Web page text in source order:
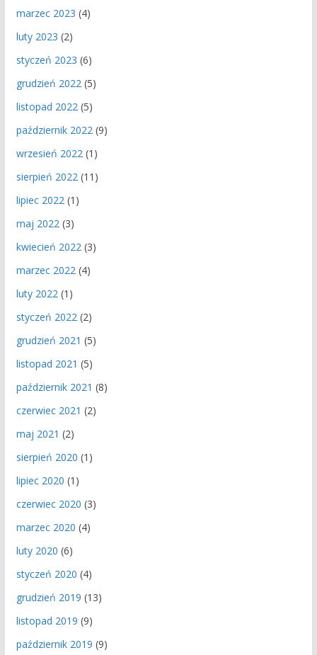
marzec 2023 (4)
luty 2023 (2)
styczeń 2023 (6)
grudzień 2022 (5)
listopad 2022 (5)
październik 2022 (9)
wrzesień 2022 (1)
sierpień 2022 (11)
lipiec 2022 (1)
maj 2022 (3)
kwiecień 2022 (3)
marzec 2022 (4)
luty 2022 (1)
styczeń 2022 (2)
grudzień 2021 (5)
listopad 2021 (5)
październik 2021 (8)
czerwiec 2021 (2)
maj 2021 (2)
sierpień 2020 (1)
lipiec 2020 (1)
czerwiec 2020 (3)
marzec 2020 (4)
luty 2020 (6)
styczeń 2020 (4)
grudzień 2019 (13)
listopad 2019 (9)
październik 2019 (9)